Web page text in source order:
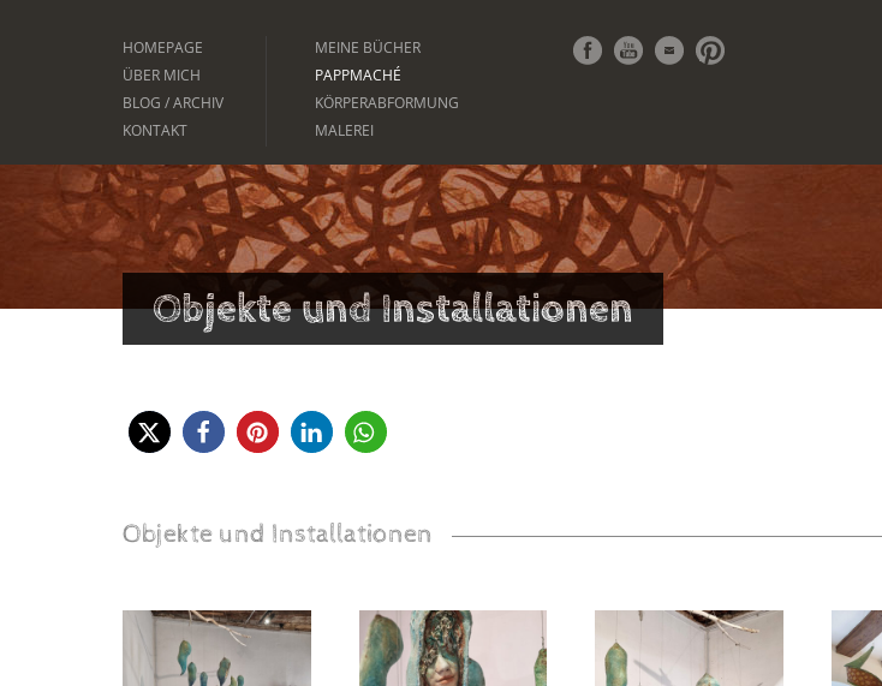
HOMEPAGE
ÜBER MICH
BLOG / ARCHIV
KONTAKT
MEINE BÜCHER
PAPPMACHÉ
KÖRPERABFORMUNG
MALEREI
Objekte und Installationen
Objekte und Installationen